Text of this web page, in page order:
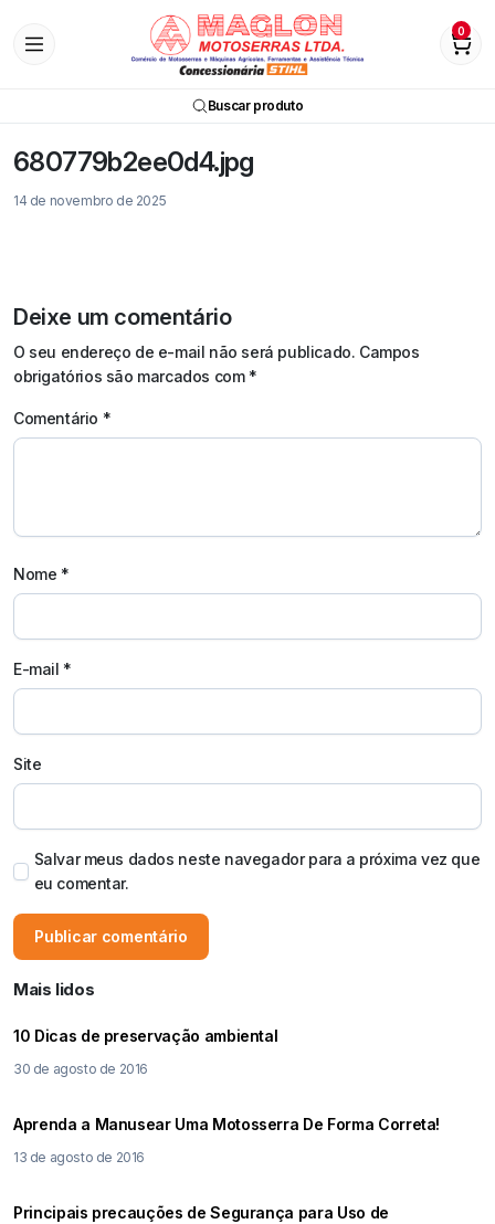
0
Buscar produto
680779b2ee0d4.jpg
14 de novembro de 2025
Deixe um comentário
O seu endereço de e-mail não será publicado. Campos
obrigatórios são marcados com *
Comentário *
Nome *
E-mail *
Site
Salvar meus dados neste navegador para a próxima vez que
eu comentar.
Mais lidos
10 Dicas de preservação ambiental
30 de agosto de 2016
Aprenda a Manusear Uma Motosserra De Forma Correta!
13 de agosto de 2016
Principais precauções de Segurança para Uso de